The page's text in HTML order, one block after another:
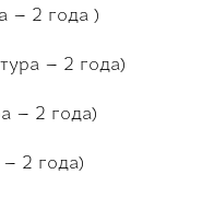
– 2 года )
– 2 года)
– 2 года)
2 года)